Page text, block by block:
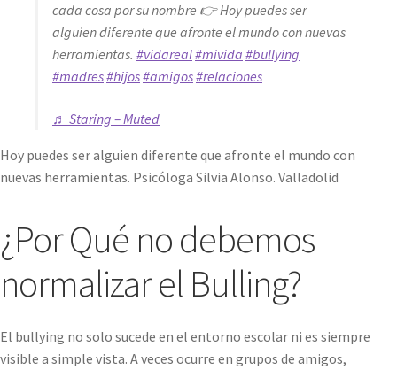
cada cosa por su nombre 👉 Hoy puedes ser
alguien diferente que afronte el mundo con nuevas
herramientas. #vidareal#mivida #bullying
#madres#hijos#amigos#relaciones
♬ Staring – Muted
Hoy puedes ser alguien diferente que afronte el mundo con
nuevas herramientas. Psicóloga Silvia Alonso. Valladolid
¿Por Qué no debemos
normalizar el Bulling?
El bullying no solo sucede en el entorno escolar ni es siempre
visible a simple vista. A veces ocurre en grupos de amigos,